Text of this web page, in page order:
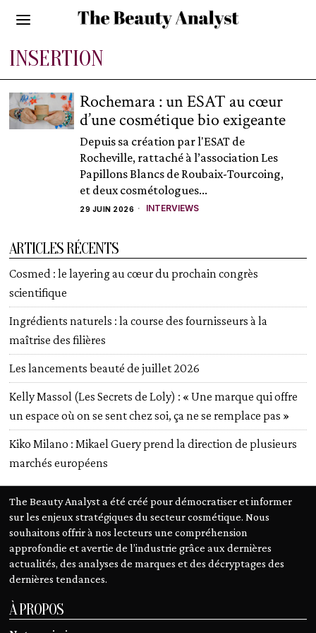
INSERTION
Rochemara : un ESAT au cœur
d’une cosmétique bio exigeante
Depuis sa création par l'ESAT de
Rocheville, rattaché à l’association Les
Papillons Blancs de Roubaix-Tourcoing,
et deux cosmétologues...
29 JUIN 2026 INTERVIEWS
ARTICLES RÉCENTS
Cosmed : le layering au cœur du prochain congrès
scientifique
Ingrédients naturels : la course des fournisseurs à la
maîtrise des filières
Les lancements beauté de juillet 2026
Kelly Massol (Les Secrets de Loly) : « Une marque qui offre
un espace où on se sent chez soi, ça ne se remplace pas »
Kiko Milano : Mikael Guery prend la direction de plusieurs
marchés européens
The Beauty Analyst a été créé pour démocratiser et informer
sur les enjeux stratégiques du secteur cosmétique. Nous
souhaitons offrir à nos lecteurs une compréhension
approfondie et avertie de l’industrie grâce aux dernières
actualités, des analyses de marques et des décryptages des
dernières tendances.
À PROPOS